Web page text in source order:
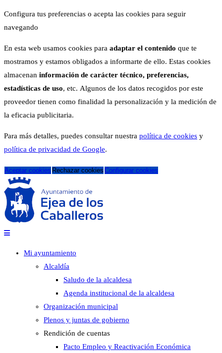
Configura tus preferencias o acepta las cookies para seguir
navegando
En esta web usamos cookies para adaptar el contenido que te
mostramos y estamos obligados a informarte de ello. Estas cookies
almacenan información de carácter técnico, preferencias,
estadísticas de uso, etc. Algunos de los datos recogidos por este
proveedor tienen como finalidad la personalización y la medición de
la eficacia publicitaria.
Para más detalles, puedes consultar nuestra política de cookies y
política de privacidad de Google.
Aceptar cookies Rechazar cookies Configurar cookies
Mi ayuntamiento
Alcaldía
Saludo de la alcaldesa
Agenda institucional de la alcaldesa
Organización municipal
Plenos y juntas de gobierno
Rendición de cuentas
Pacto Empleo y Reactivación Económica